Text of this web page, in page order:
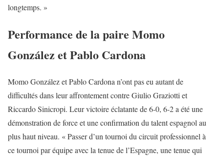
longtemps. »
Performance de la paire Momo
González et Pablo Cardona
Momo González et Pablo Cardona n’ont pas eu autant de
difficultés dans leur affrontement contre Giulio Graziotti et
Riccardo Sinicropi. Leur victoire éclatante de 6-0, 6-2 a été une
démonstration de force et une confirmation du talent espagnol au
plus haut niveau. « Passer d’un tournoi du circuit professionnel à
ce tournoi par équipe avec la tenue de l’Espagne, une tenue qui